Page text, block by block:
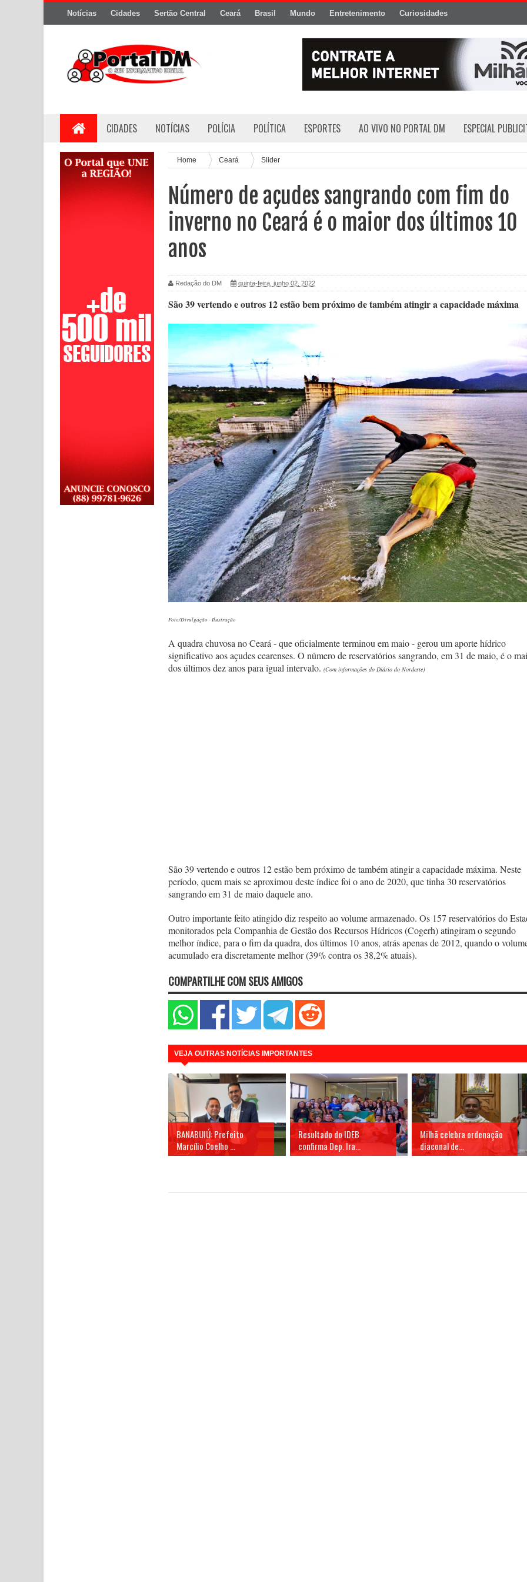
Notícias Cidades Sertão Central Ceará Brasil Mundo Entretenimento Curiosidades
CIDADES NOTÍCIAS POLÍCIA POLÍTICA ESPORTES AO VIVO NO PORTAL DM ESPECIAL
Home Ceará Slider
Número de açudes sangrando com fim do
inverno no Ceará é o maior dos últimos 10
anos
Redação do DM quinta-feira, junho 02, 2022
São 39 vertendo e outros 12 estão bem próximo de também atingir a capacidade máxima
Foto/Divulgação - Ilustração
A quadra chuvosa no Ceará - que oficialmente terminou em maio - gerou um aporte hídrico
significativo aos açudes cearenses. O número de reservatórios sangrando, em 31 de maio, é o
dos últimos dez anos para igual intervalo. (Com informações do Diário do Nordeste)
São 39 vertendo e outros 12 estão bem próximo de também atingir a capacidade máxima. Neste
período, quem mais se aproximou deste índice foi o ano de 2020, que tinha 30 reservatórios
sangrando em 31 de maio daquele ano.
Outro importante feito atingido diz respeito ao volume armazenado. Os 157 reservatórios do
monitorados pela Companhia de Gestão dos Recursos Hídricos (Cogerh) atingiram o segundo
melhor índice, para o fim da quadra, dos últimos 10 anos, atrás apenas de 2012, quando o
acumulado era discretamente melhor (39% contra os 38,2% atuais).
COMPARTILHE COM SEUS AMIGOS
VEJA OUTRAS NOTÍCIAS IMPORTANTES
BANABUIÚ: Prefeito
Marcílio Coelho ...
Resultado do IDEB
confirma Dep. Ira...
Milhã celebra ordenação
diaconal de...